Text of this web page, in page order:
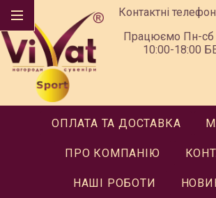
Контактні
Працюємо Пн-сб
10:00-18:00
ОПЛАТА ТА ДОСТАВКА
ПРО КОМПАНІЮ
НАШІ РОБОТИ